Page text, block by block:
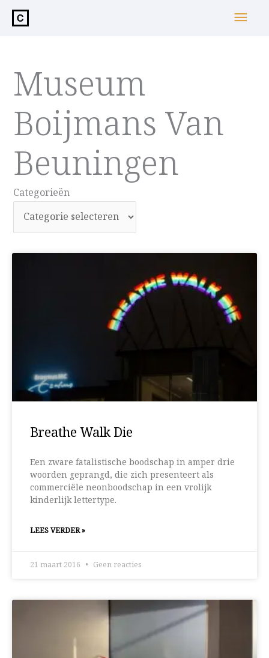
inhoud
Museum
Boijmans Van
Beuningen
Categorieën
Categorieën
Breathe Walk Die
Een zware fatalistische boodschap in amper drie
woorden geprangd, die zich presenteert als
commerciële neonboodschap in een vrolijk
kinderlijk lettertype.
LEES VERDER »
21 maart 2016 Geen reacties